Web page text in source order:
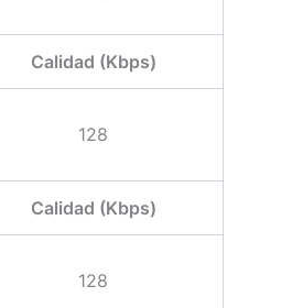
Calidad (Kbps)
128
Calidad (Kbps)
128